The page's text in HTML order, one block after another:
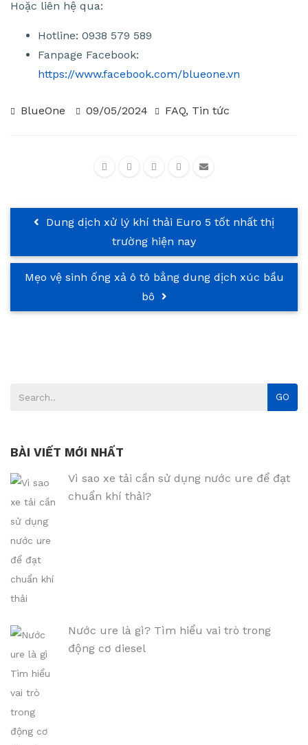
Hoặc liên hệ qua:
Hotline: 0938 579 589
Fanpage Facebook:
https://www.facebook.com/blueone.vn
BlueOne 09/05/2024 FAQ, Tin tức
Dung dịch xử lý khí thải Euro 5 tốt nhất thị
trường hiện nay
Mẹo vệ sinh ống xả ô tô bằng dung dịch xúc bầu
bô
GO
BÀI VIẾT MỚI NHẤT
Vì sao xe tải cần sử dụng nước ure để đạt
chuẩn khí thải?
Nước ure là gì? Tìm hiểu vai trò trong
động cơ diesel